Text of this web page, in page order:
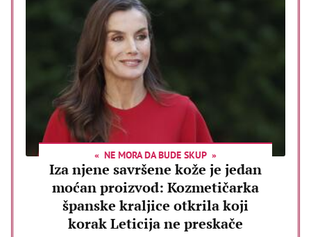
NE MORA DA BUDE SKUP
Iza njene savršene kože je jedan
moćan proizvod: Kozmetičarka
španske kraljice otkrila koji
korak Leticija ne preskače